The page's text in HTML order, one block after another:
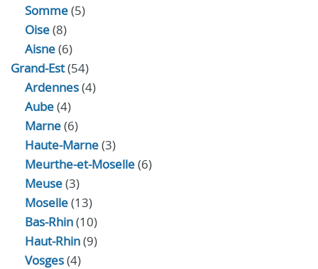
Somme(5)
Oise(8)
Aisne(6)
Grand-Est(54)
Ardennes(4)
Aube(4)
Marne(6)
Haute-Marne(3)
Meurthe-et-Moselle(6)
Meuse(3)
Moselle(13)
Bas-Rhin(10)
Haut-Rhin(9)
Vosges(4)